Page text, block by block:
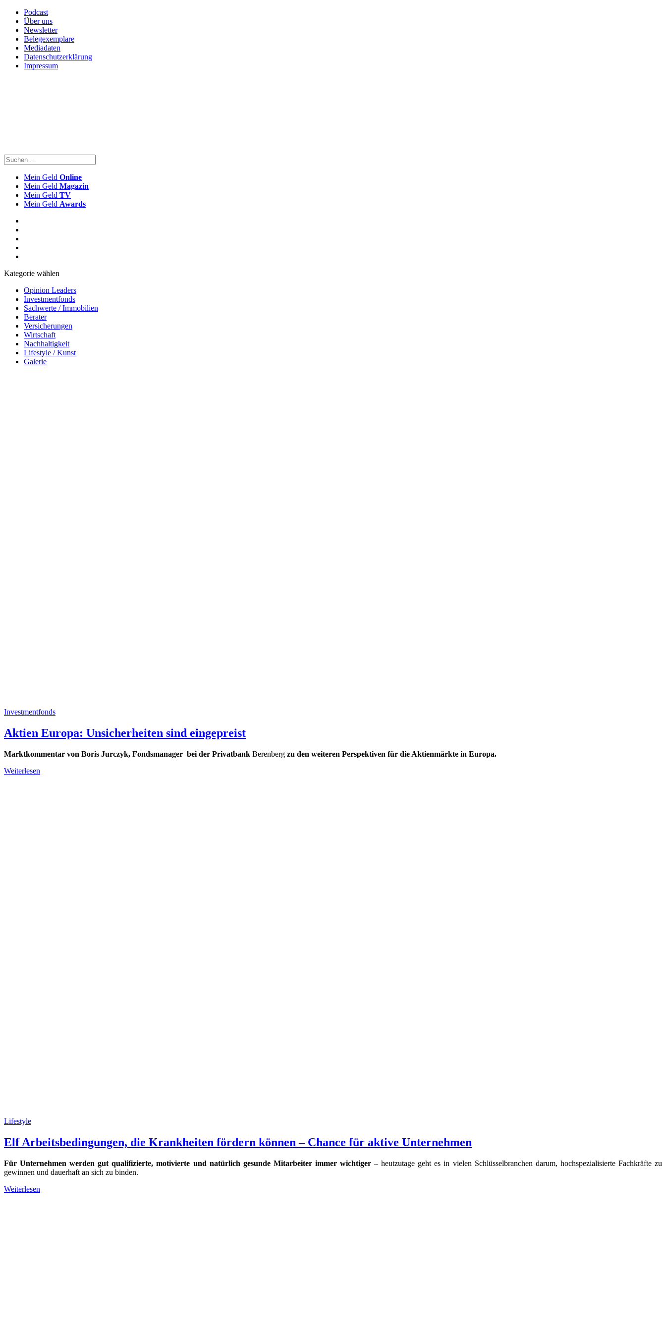
Podcast
Über uns
Newsletter
Belegexemplare
Mediadaten
Datenschutzerklärung
Impressum
Mein Geld Online
Mein Geld Magazin
Mein Geld TV
Mein Geld Awards
Kategorie wählen
Opinion Leaders
Investmentfonds
Sachwerte / Immobilien
Berater
Versicherungen
Wirtschaft
Nachhaltigkeit
Lifestyle / Kunst
Galerie
Investmentfonds
Aktien Europa: Unsicherheiten sind eingepreist
Marktkommentar von Boris Jurczyk, Fondsmanager bei der Privatbank Berenberg zu den weiteren Perspektiven für die Aktienmärkte in Europa.
Weiterlesen
Lifestyle
Elf Arbeitsbedingungen, die Krankheiten fördern können – Chance für aktive Unternehmen
Für Unternehmen werden gut qualifizierte, motivierte und natürlich gesunde Mitarbeiter immer wichtiger – heutzutage geht es in vielen Schlüsselbranchen darum, hochspezialisierte Fachkräfte zu
gewinnen und dauerhaft an sich zu binden.
Weiterlesen